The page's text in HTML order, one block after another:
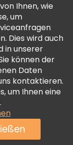
Ihnen, wie
um
Dies wird auch
in unserer
können der
Daten
kontaktieren.
um Ihnen eine